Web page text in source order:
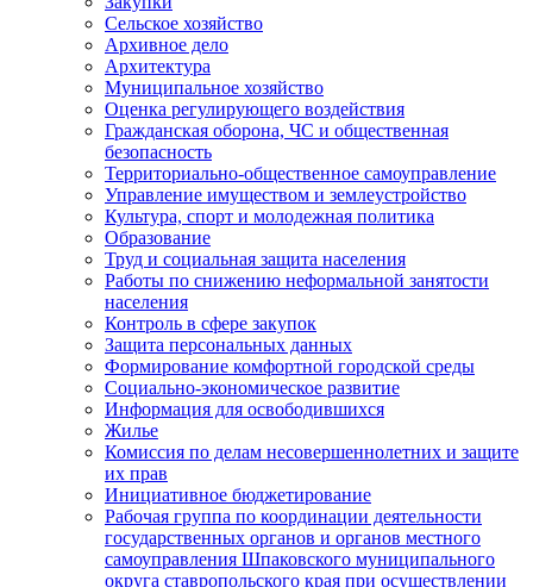
Сельское хозяйство
Архивное дело
Архитектура
Муниципальное хозяйство
Оценка регулирующего воздействия
Гражданская оборона, ЧС и общественная
безопасность
Территориально-общественное самоуправление
Управление имуществом и землеустройство
Культура, спорт и молодежная политика
Образование
Труд и социальная защита населения
Работы по снижению неформальной занятости
населения
Контроль в сфере закупок
Защита персональных данных
Формирование комфортной городской среды
Социально-экономическое развитие
Информация для освободившихся
Жилье
Комиссия по делам несовершеннолетних и защите
их прав
Инициативное бюджетирование
Рабочая группа по координации деятельности
государственных органов и органов местного
самоуправления Шпаковского муниципального
округа ставропольского края при осуществлении